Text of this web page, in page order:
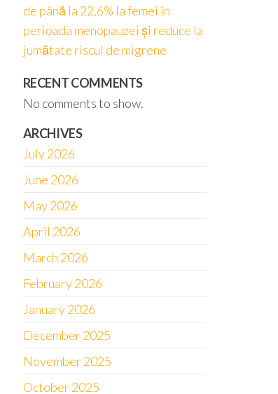
de până la 22,6% la femei în
perioada menopauzei și reduce la
jumătate riscul de migrene
RECENT COMMENTS
No comments to show.
ARCHIVES
July 2026
June 2026
May 2026
April 2026
March 2026
February 2026
January 2026
December 2025
November 2025
October 2025